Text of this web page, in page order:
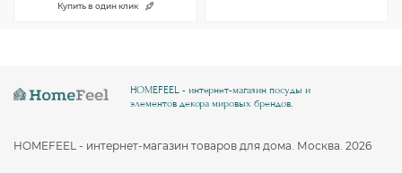
Купить в один клик
HOMEFEEL - интернет-магазин посуды и
элементов декора мировых брендов.
HOMEFEEL - интернет-магазин товаров для дома. Москва. 2026